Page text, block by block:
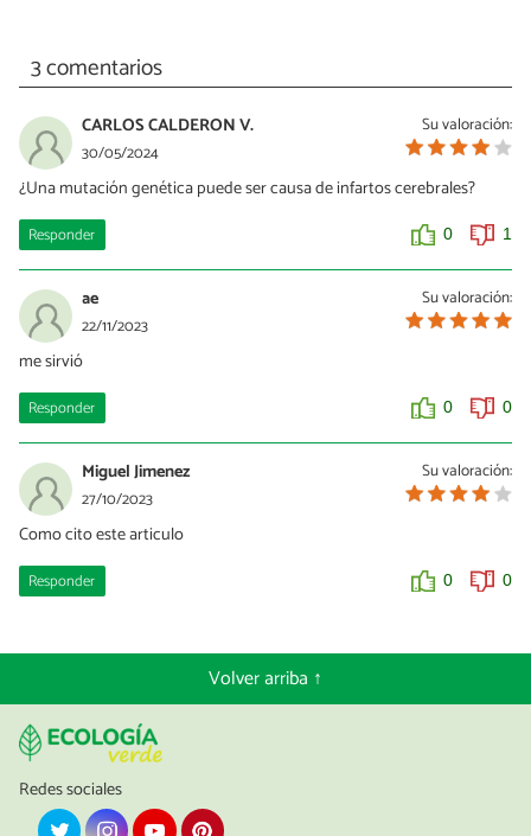
3 comentarios
Su valoración:
CARLOS CALDERON V.
30/05/2024
¿Una mutación genética puede ser causa de infartos cerebrales?
Responder 0 1
Su valoración:
ae
22/11/2023
me sirvió
Responder 0 0
Su valoración:
Miguel Jimenez
27/10/2023
Como cito este articulo
Responder 0 0
Volver arriba ↑
Redes sociales